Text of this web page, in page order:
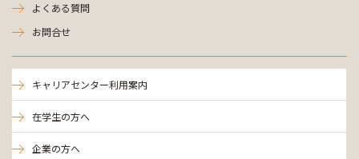
よくある質問
お問合せ
キャリアセンター利用案内
在学生の方へ
企業の方へ